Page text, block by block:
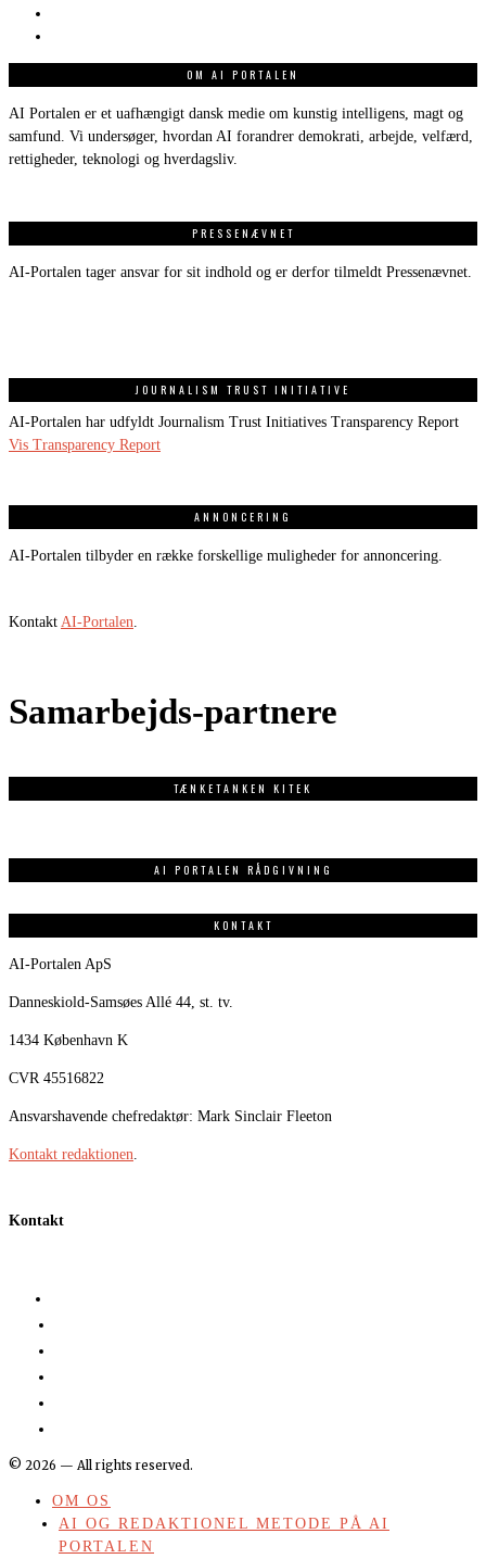
OM AI PORTALEN
AI Portalen er et uafhængigt dansk medie om kunstig intelligens, magt og
samfund. Vi undersøger, hvordan AI forandrer demokrati, arbejde, velfærd,
rettigheder, teknologi og hverdagsliv.
PRESSENÆVNET
AI-Portalen tager ansvar for sit indhold og er derfor tilmeldt Pressenævnet.
JOURNALISM TRUST INITIATIVE
AI-Portalen har udfyldt Journalism Trust Initiatives Transparency Report
Vis Transparency Report
ANNONCERING
AI-Portalen tilbyder en række forskellige muligheder for annoncering.
Kontakt AI-Portalen
Samarbejds-partnere
TÆNKETANKEN KITEK
AI PORTALEN RÅDGIVNING
KONTAKT
AI-Portalen ApS
Danneskiold-Samsøes Allé 44, st. tv.
1434 København K
CVR 45516822
Ansvarshavende chefredaktør: Mark Sinclair Fleeton
Kontakt redaktionen
Kontakt
© 2026 — All rights reserved.
OM OS
AI OG REDAKTIONEL METODE PÅ AI
PORTALEN